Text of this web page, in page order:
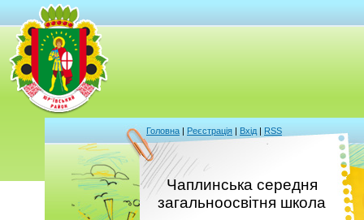
Головна | Реєстрація | Вхід | RSS
Чаплинська середня
загальноосвітня школа